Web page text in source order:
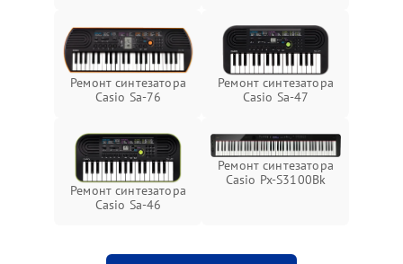
Ремонт синтезатора
Casio Sa-76
Ремонт синтезатора
Casio Sa-47
Ремонт синтезатора
Casio Sa-46
Ремонт синтезатора
Casio Px-S3100Bk